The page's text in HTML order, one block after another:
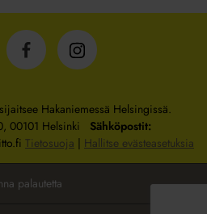
IsännöintiliittoIsännöintiliitto
Hakaniemessä Helsingissä.
00101 Helsinki Sähköpostit:
Tietosuoja | Hallitse evästeasetuksia
palautetta